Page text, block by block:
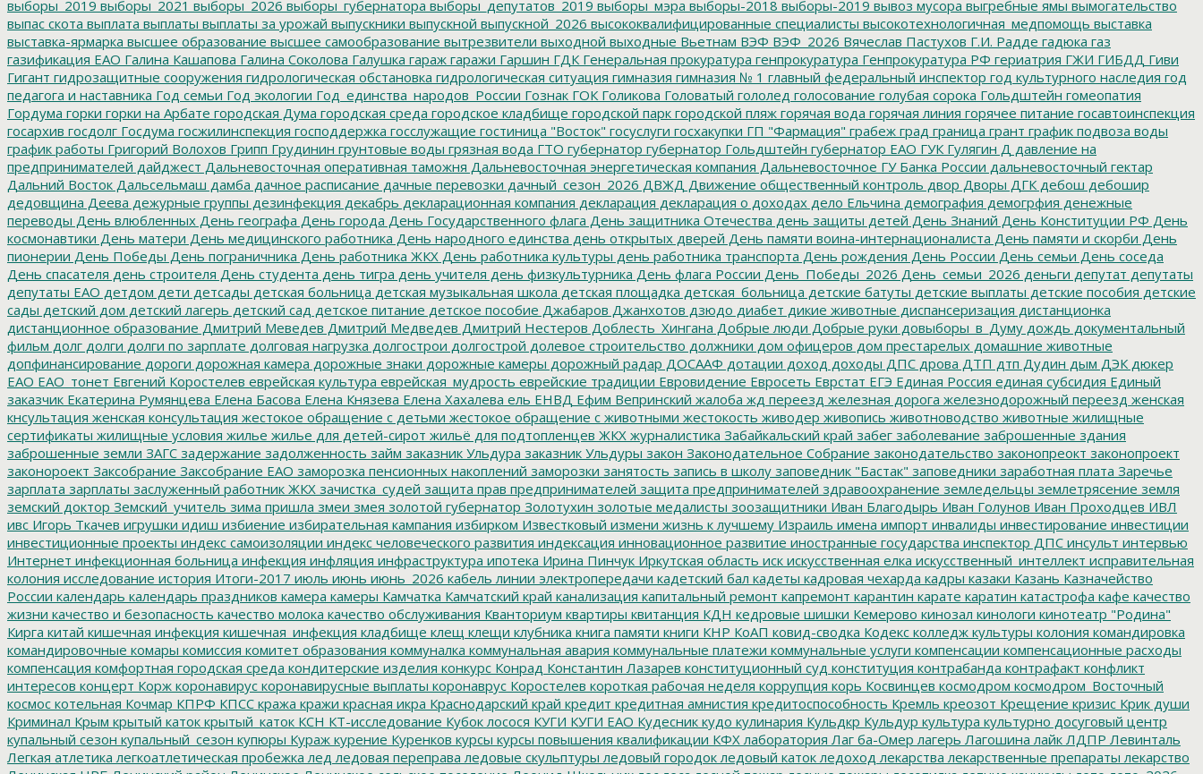
выборы_2019 выборы_2021 выборы_2026 выборы_губернатора выборы_депутатов_2019 выборы_мэра выборы-2018 выборы-2019 вывоз мусора выгребные ямы вымогательство
выпас скота выплата выплаты выплаты за урожай выпускники выпускной выпускной_2026 высококвалифицированные специалисты высокотехнологичная_медпомощь выставка
выставка-ярмарка высшее образование высшее самообразование вытрезвители выходной выходные Вьетнам ВЭФ ВЭФ_2026 Вячеслав Пастухов Г.И. Радде гадюка газ
газификация ЕАО Галина Кашапова Галина Соколова Галушка гараж гаражи Гаршин ГДК Генеральная прокуратура генпрокуратура Генпрокуратура РФ гериатрия ГЖИ ГИБДД Гиви
Гигант гидрозащитные сооружения гидрологическая обстановка гидрологическая ситуация гимназия гимназия № 1 главный федеральный инспектор год культурного наследия год
педагога и наставника Год семьи Год экологии Год_единства_народов_России Гознак ГОК Голикова Головатый гололед голосование голубая сорока Гольдштейн гомеопатия
Гордума горки горки на Арбате городская Дума городская среда городское кладбище городской парк городской пляж горячая вода горячая линия горячее питание госавтоинспекция
госархив госдолг Госдума госжилинспекция господдержка госслужащие гостиница "Восток" госуслуги госхакупки ГП "Фармация" грабеж град граница грант график подвоза воды
график работы Григорий Волохов Грипп Грудинин грунтовые воды грязная вода ГТО губернатор губернатор Гольдштейн губернатор ЕАО ГУК Гулягин Д давление на
предпринимателей дайджест Дальневосточная оперативная таможня Дальневосточная энергетическая компания Дальневосточное ГУ Банка России дальневосточный гектар
Дальний Восток Дальсельмаш дамба дачное расписание дачные перевозки дачный_сезон_2026 ДВЖД Движение общественный контроль двор Дворы ДГК дебош дебошир
дедовщина Деева дежурные группы дезинфекция декабрь декларационная компания декларация декларация о доходах дело Ельчина демография демогрфия денежные
переводы День влюбленных День географа День города День Государственного флага День защитника Отечества день защиты детей День Знаний День Конституции РФ День
космонавтики День матери День медицинского работника День народного единства день открытых дверей День памяти воина-интернационалиста День памяти и скорби День
пионерии День Победы День пограничника День работника ЖКХ День работника культуры день работника транспорта День рождения День России День семьи День соседа
День спасателя день строителя День студента день тигра день учителя день физкультурника День флага России День_Победы_2026 День_семьи_2026 деньги депутат депутаты
депутаты ЕАО детдом дети детсады детская больница детская музыкальная школа детская площадка детская_больница детские батуты детские выплаты детские пособия детские
сады детский дом детский лагерь детский сад детское питание детское пособие Джабаров Джанхотов дзюдо диабет дикие животные диспансеризация дистанционка
дистанционное образование Дмитрий Меведев Дмитрий Медведев Дмитрий Нестеров Доблесть_Хингана Добрые люди Добрые руки довыборы_в_Думу дождь документальный
фильм долг долги долги по зарплате долговая нагрузка долгострои долгострой долевое строительство должники дом офицеров дом престарелых домашние животные
допфинансирование дороги дорожная камера дорожные знаки дорожные камеры дорожный радар ДОСААФ дотации доход доходы ДПС дрова ДТП дтп Дудин дым ДЭК дюкер
ЕАО ЕАО_тонет Евгений Коростелев еврейская культура еврейская_мудрость еврейские традиции Евровидение Евросеть Еврстат ЕГЭ Единая Россия единая субсидия Единый
заказчик Екатерина Румянцева Елена Басова Елена Князева Елена Хахалева ель ЕНВД Ефим Вепринский жалоба жд переезд железная дорога железнодорожный переезд женская
кнсультация женская консультация жестокое обращение с детьми жестокое обращение с животными жестокость живодер живопись животноводство животные жилищные
сертификаты жилищные условия жилье жилье для детей-сирот жильё для подтопленцев ЖКХ журналистика Забайкальский край забег заболевание заброшенные здания
заброшенные земли ЗАГС задержание задолженность займ заказник Ульдура заказник Ульдуры закон Законодательное Собрание законодательство законопреокт законопроект
законороект Заксобрание Заксобрание ЕАО заморозка пенсионных накоплений заморозки занятость запись в школу заповедник "Бастак" заповедники заработная плата Заречье
зарплата зарплаты заслуженный работник ЖКХ зачистка_судей защита прав предпринимателей защита предпринимателей здравоохранение земледельцы землетрясение земля
земский доктор Земский_учитель зима пришла змеи змея золотой губернатор Золотухин золотые медалисты зоозащитники Иван Благодырь Иван Голунов Иван Проходцев ИВЛ
ивс Игорь Ткачев игрушки идиш избиение избирательная кампания избирком Известковый измени жизнь к лучшему Израиль имена импорт инвалиды инвестирование инвестиции
инвестиционные проекты индекс самоизоляции индекс человеческого развития индексация инновационное развитие иностранные государства инспектор ДПС инсульт интервью
Интернет инфекционная больница инфекция инфляция инфраструктура ипотека Ирина Пинчук Иркутская область иск искусственная елка искусственный_интеллект исправительная
колония исследование история Итоги-2017 июль июнь июнь_2026 кабель линии электропередачи кадетский бал кадеты кадровая чехарда кадры казаки Казань Казначейство
России календарь календарь праздников камера камеры Камчатка Камчатский край канализация капитальный ремонт капремонт карантин карате каратин катастрофа кафе качество
жизни качество и безопасность качество молока качество обслуживания Кванториум квартиры квитанция КДН кедровые шишки Кемерово кинозал кинологи кинотеатр "Родина"
Кирга китай кишечная инфекция кишечная_инфекция кладбище клещ клещи клубника книга памяти книги КНР КоАП ковид-сводка Кодекс колледж культуры колония командировка
командировочные комары комиссия комитет образования коммуналка коммунальная авария коммунальные платежи коммунальные услуги компенсации компенсационные расходы
компенсация комфортная городская среда кондитерские изделия конкурс Конрад Константин Лазарев конституционный суд конституция контрабанда контрафакт конфликт
интересов концерт Корж коронавирус коронавирусные выплаты коронаврус Коростелев короткая рабочая неделя коррупция корь Косвинцев космодром космодром_Восточный
космос котельная Кочмар КПРФ КПСС кража кражи красная икра Краснодарский край кредит кредитная амнистия кредитоспособность Кремль креозот Крещение кризис Крик души
Криминал Крым крытый каток крытый_каток КСН КТ-исследование Кубок лосося КУГИ КУГИ ЕАО Кудесник кудо кулинария Кульдкр Кульдур культура культурно досуговый центр
купальный сезон купальный_сезон купюры Кураж курение Куренков курсы курсы повышения квалификации КФХ лаборатория Лаг ба-Омер лагерь Лагошина лайк ЛДПР Левинталь
Легкая атлетика легкоатлетическая пробежка лед ледовая переправа ледовые скульптуры ледовый городок ледовый каток ледоход лекарства лекарственные препараты лекарство